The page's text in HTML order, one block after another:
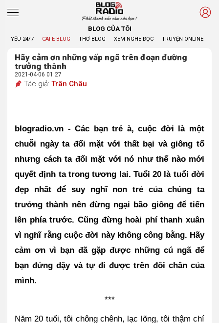
Phát thanh xúc cảm của bạn !
BLOG CỦA TÔI
YÊU 24/7 CAFE BLOG THƠ BLOG XEM NGHE ĐỌC TRUYỆN ONLINE
Hãy cảm ơn những vấp ngã trên đoạn đường
trưởng thành
2021-04-06 01:27
Tác giả: Trân Châu
blogradio.vn - Các bạn trẻ à, cuộc đời là một
chuỗi ngày ta đối mặt với thất bại và giông tố
nhưng cách ta đối mặt với nó như thế nào mới
quyết định ta trong tương lai. Tuổi 20 là tuổi đời
đẹp nhất để suy nghĩ non trẻ của chúng ta
trưởng thành nên đừng ngại bão giông để tiến
lên phía trước. Cũng đừng hoài phí thanh xuân
vì nghĩ rằng cuộc đời này không công bằng. Hãy
cảm ơn vì bạn đã gặp được những cú ngã để
bạn đứng dậy và tự đi được trên đôi chân của
mình.
***
Năm 20 tuổi, tôi chông chênh, lạc lõng, tôi thậm chí